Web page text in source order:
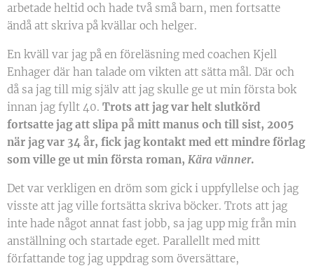
arbetade heltid och hade två små barn, men fortsatte
ändå att skriva på kvällar och helger.
En kväll var jag på en föreläsning med coachen Kjell
Enhager där han talade om vikten att sätta mål. Där och
då sa jag till mig själv att jag skulle ge ut min första bok
innan jag fyllt 40. Trots att jag var helt slutkörd
fortsatte jag att slipa på mitt manus och till sist, 2005
när jag var 34 år, fick jag kontakt med ett mindre förlag
som ville ge ut min första roman, Kära vänner.
Det var verkligen en dröm som gick i uppfyllelse och jag
visste att jag ville fortsätta skriva böcker. Trots att jag
inte hade något annat fast jobb, sa jag upp mig från min
anställning och startade eget. Parallellt med mitt
författande tog jag uppdrag som översättare,